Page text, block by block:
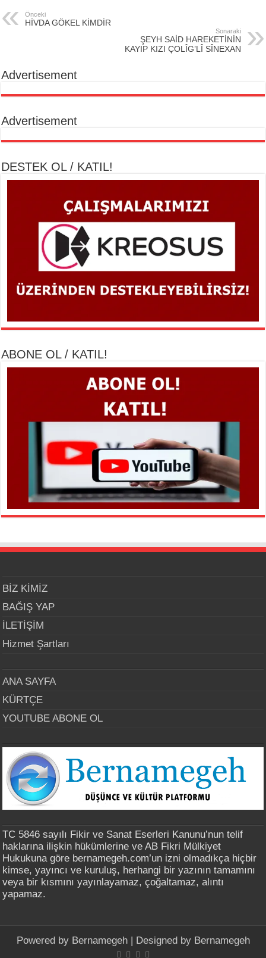
Önceki
HİVDA GÖKEL KİMDİR
Sonaraki
ŞEYH SAİD HAREKETİNİN
KAYIP KIZI ÇOLÎG’LÎ SÎNEXAN
Advertisement
Advertisement
DESTEK OL / KATIL!
ABONE OL / KATIL!
BİZ KİMİZ
BAĞIŞ YAP
İLETİŞİM
Hizmet Şartları
ANA SAYFA
KÜRTÇE
YOUTUBE ABONE OL
TC 5846 sayılı Fikir ve Sanat Eserleri Kanunu’nun telif
haklarına ilişkin hükümlerine ve AB Fikri Mülkiyet
Hukukuna göre bernamegeh.com’un izni olmadıkça hiçbir
kimse, yayıncı ve kuruluş, herhangi bir yazının tamamını
veya bir kısmını yayınlayamaz, çoğaltamaz, alıntı
yapamaz.
Powered by Bernamegeh| Designed by Bernamegeh